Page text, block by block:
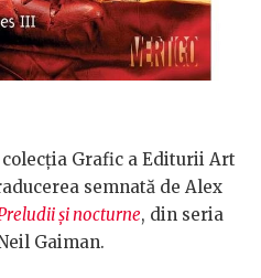
Grafic a Editurii Art
semnată de Alex
și nocturne, din seria
Gaiman.